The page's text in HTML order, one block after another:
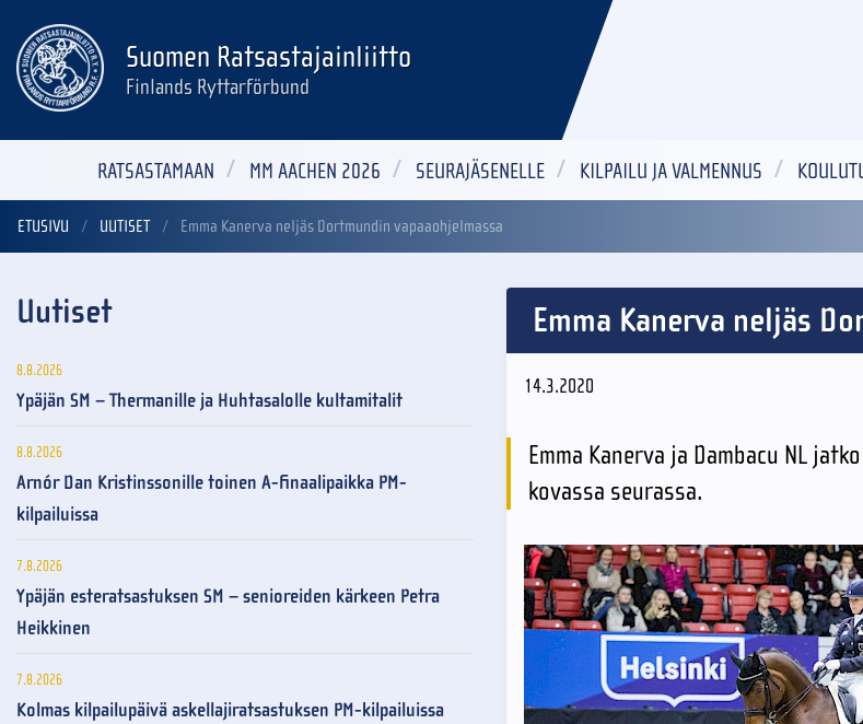
Suomen Ratsastajainliitto
Finlands Ryttarförbund
RATSASTAMAAN MM AACHEN 2026 SEURAJÄSENELLE KILPAILU JA VALMENNUS
ETUSIVU UUTISET Emma Kanerva neljäs Dortmundin vapaaohjelmassa
Emma Kanerva neljäs
14.3.2020
Emma Kanerva ja Dambacu NL
kovassa seurassa.
Uutiset
8.8.2026
Ypäjän SM – Thermanille ja Huhtasalolle kultamitalit
8.8.2026
Arnór Dan Kristinssonille toinen A-finaalipaikka PM-
kilpailuissa
7.8.2026
Ypäjän esteratsastuksen SM – senioreiden kärkeen Petra
Heikkinen
7.8.2026
Kolmas kilpailupäivä askellajiratsastuksen PM-kilpailuissa